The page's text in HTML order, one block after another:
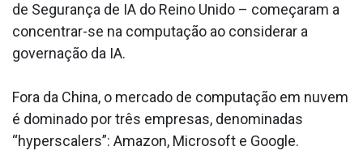
de Segurança de IA do Reino Unido – começaram a
concentrar-se na computação ao considerar a
governação da IA.
Fora da China, o mercado de computação em nuvem
é dominado por três empresas, denominadas
“hyperscalers”: Amazon, Microsoft e Google.